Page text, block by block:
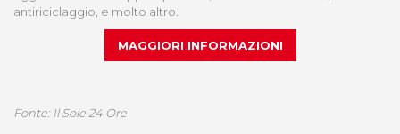
antiriciclaggio, e molto altro.
MAGGIORI INFORMAZIONI
Fonte: Il Sole 24 Ore